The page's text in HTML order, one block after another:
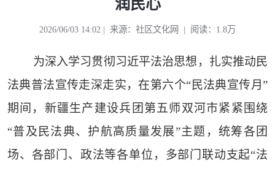
润民心
2026/06/03 14:02 | 来源：社区文化网 | 阅读：1.8万
为深入学习贯彻习近平法治思想，扎实推动民
法典普法宣传走深走实，在第六个“民法典宣传月”
期间，新疆生产建设兵团第五师双河市紧紧围绕
“普及民法典、护航高质量发展”主题，统筹各团
场、各部门、政法等各单位，多部门联动支起“法